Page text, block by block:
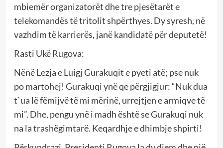
mbiemër organizatorët dhe tre pjesëtarët e
telekomandës të tritolit shpërthyes. Dy syresh, në
vazhdim të karrierës, janë kandidatë për deputetë!
Rasti Ukë Rugova:
Nënë Lezja e Luigj Gurakuqit e pyeti atë; pse nuk
po martohej! Gurakuqi ynë qe përgjigjur: “Nuk dua
t`ua lë fëmijvë të mi mërinë, urrejtjen e armiqve të
mi”. Dhe, pengu ynë i madh është se Gurakuqi nuk
na la trashëgimtarë. Keqardhje e dhimbje shpirti!